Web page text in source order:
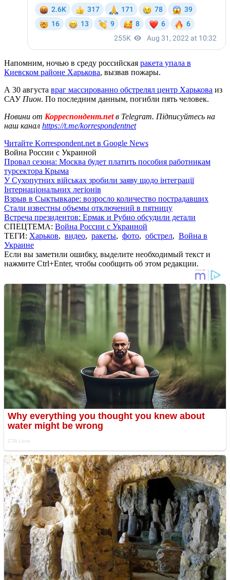
Напомним, ночью в среду российская ракета упала в
Киевском районе Харькова, вызвав пожары.
А 30 августа враг массированно обстрелял центр Харькова из
САУ Пион. По последним данным, погибли пять человек.
Новини от Корреспондент.netв Telegram. Підписуйтесь на
наш канал https://t.me/korrespondentnet
Читайте Korrespondent.net в Google News
Война России с Украиной
Провал сезона: Москва будет платить пособия работникам
турсектора Крыма
У Сухопутних військах зробили заяву щодо інтеграції
Інтернаціональних легіонів
Взрыв в Сыктывкаре: возросло количество пострадавших
Стали известны объемы отключений в пятницу
Встреча президентов: Ермак и Рубио обсудили детали
СПЕЦТЕМА: Война России с Украиной
ТЕГИ: Харьков, видео, ракеты, фото, обстрел, Война в
Украине
Если вы заметили ошибку, выделите необходимый текст и
нажмите Ctrl+Enter, чтобы сообщить об этом редакции.